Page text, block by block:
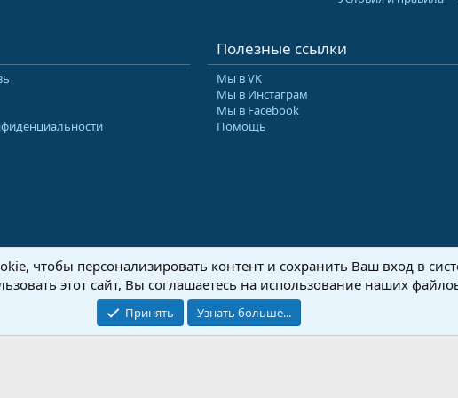
Полезные ссылки
Мы в VK
Мы в Инстаграм
Мы в Facebook
Помощь
2026 Форум Абырвалг.нет - подводная охота, дайвинг, туризм Перевод:XenForo.Info
чтобы персонализировать контент и сохранить Ваш вход в
этот сайт, Вы соглашаетесь на использование наших
Принять Узнать больше...